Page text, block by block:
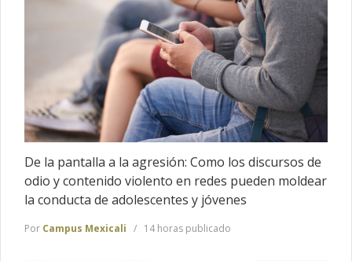
De la pantalla a la agresión: Como los discursos de
odio y contenido violento en redes pueden moldear
la conducta de adolescentes y jóvenes
Por Campus Mexicali 14 horas publicado